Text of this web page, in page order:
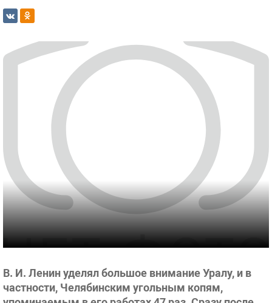
В. И. Ленин уделял большое внимание Уралу, и в
частности, Челябинским угольным копям,